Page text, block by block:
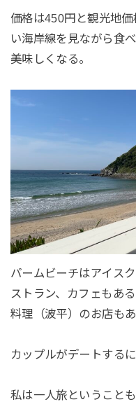
価格は450円と観光地
い海岸線を見ながら食
美味しくなる。
パームビーチはアイス
ストラン、カフェもあ
料理（波平）のお店もあ
カップルがデートする
私は一人旅ということ